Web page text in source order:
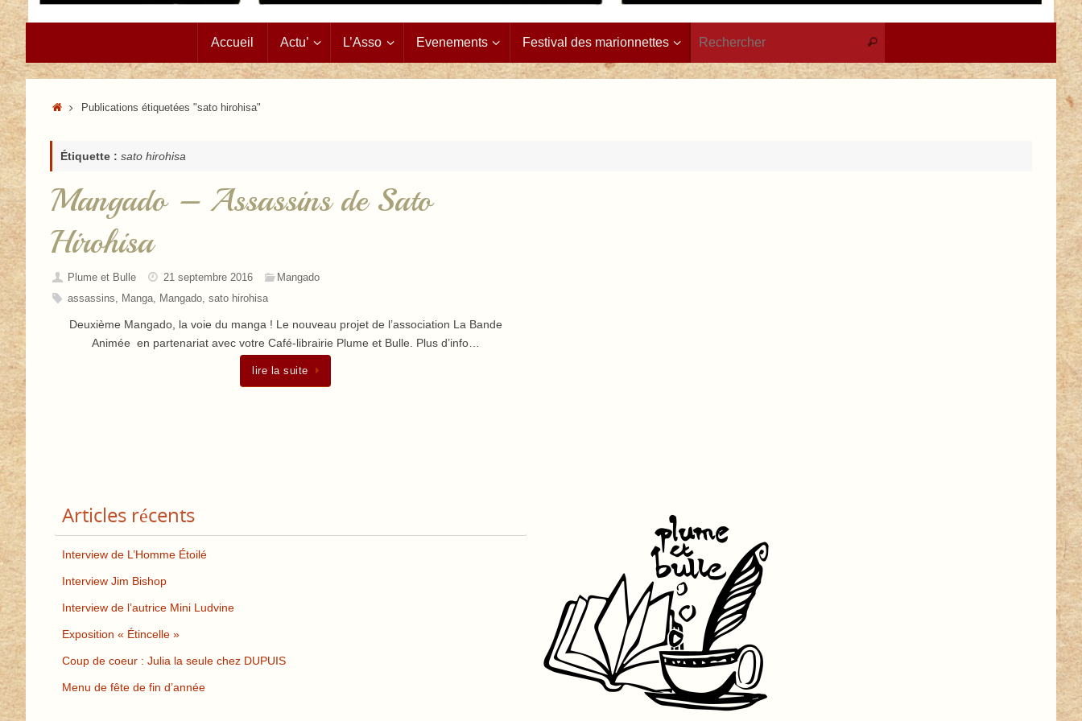
au
contenu
Accueil Actu’ L’Asso Evenements Festival des marionnettes Rechercher
AccueilPublications étiquetées "sato hirohisa"
Étiquette : sato hirohisa
Mangado – Assassins de Sato
Hirohisa
Plume et Bulle 21 septembre 2016
Mangado
assassins, Manga, Mangado,sato hirohisa
Deuxième Mangado, la voie du manga ! Le nouveau projet de l’association La Bande
Animée en partenariat avec votre Café-librairie Plume et Bulle. Plus d’info…
lire la suite
Articles récents
Interview de L’Homme Étoilé
Interview Jim Bishop
Interview de l’autrice Mini Ludvine
Exposition « Étincelle »
Coup de coeur : Julia la seule chez DUPUIS
Menu de fête de fin d’année